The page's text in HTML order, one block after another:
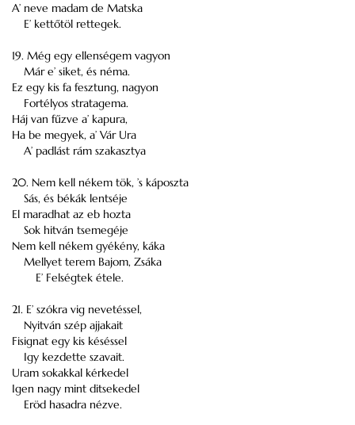
A’ neve madam de Matska
E’ kettőtöl rettegek.
19. Még egy ellenségem vagyon
Már e’ siket, és néma.
Ez egy kis fa fesztung, nagyon
Fortélyos stratagema.
Háj van fűzve a’ kapura,
Ha be megyek, a’ Vár Ura
A’ padlást rám szakasztya
20. Nem kell nékem tök, ’s káposzta
Sás, és békák lentséje
El maradhat az eb hozta
Sok hitván tsemegéje
Nem kell nékem gyékény, káka
Mellyet terem Bajom, Zsáka
E’ Felségtek étele.
21. E’ szókra vig nevetéssel,
Nyitván szép ajjakait
Fisignat egy kis késéssel
Igy kezdette szavait.
Uram sokakkal kérkedel
Igen nagy mint ditsekedel
Eröd hasadra nézve.